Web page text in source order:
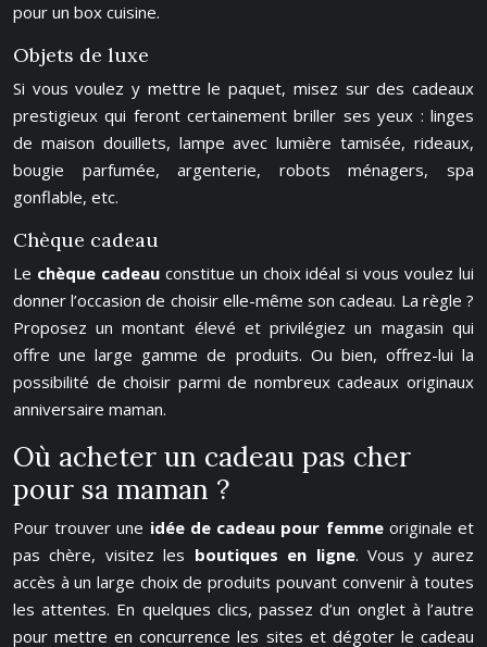
pour un box cuisine.
Objets de luxe
Si vous voulez y mettre le paquet, misez sur des cadeaux
prestigieux qui feront certainement briller ses yeux : linges
de maison douillets, lampe avec lumière tamisée, rideaux,
bougie parfumée, argenterie, robots ménagers, spa
gonflable, etc.
Chèque cadeau
Le chèque cadeauconstitue un choix idéal si vous voulez lui
donner l’occasion de choisir elle-même son cadeau. La règle ?
Proposez un montant élevé et privilégiez un magasin qui
offre une large gamme de produits. Ou bien, offrez-lui la
possibilité de choisir parmi de nombreux cadeaux originaux
anniversaire maman.
Où acheter un cadeau pas cher
pour sa maman ?
Pour trouver une idée de cadeau pour femmeoriginale et
pas chère, visitez les boutiques en ligne. Vous y aurez
accès à un large choix de produits pouvant convenir à toutes
les attentes. En quelques clics, passez d’un onglet à l’autre
pour mettre en concurrence les sites et dégoter le cadeau